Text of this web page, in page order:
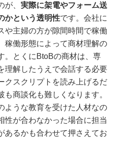
、 実際に架電やフォーム送
かという透明性です。会社に
や主婦の方が隙間時間で稼働
稼働形態によって商材理解の
。とくにBtoBの商材は、専
理解したうえで会話する必要
クスクリプトを読み上げるだ
商談化も難しくなります。
ような教育を受けた人材なの
性が合わなかった場合に担当
あるかも合わせて押さえてお